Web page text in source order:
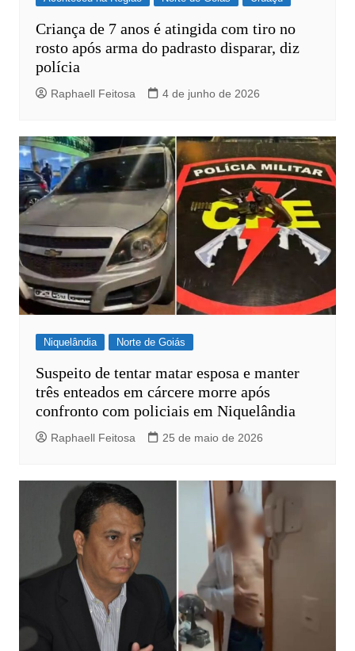
Criança de 7 anos é atingida com tiro no
rosto após arma do padrasto disparar, diz
polícia
Raphaell Feitosa 4 de junho de 2026
Niquelândia Norte de Goiás
Suspeito de tentar matar esposa e manter
três enteados em cárcere morre após
confronto com policiais em Niquelândia
Raphaell Feitosa 25 de maio de 2026